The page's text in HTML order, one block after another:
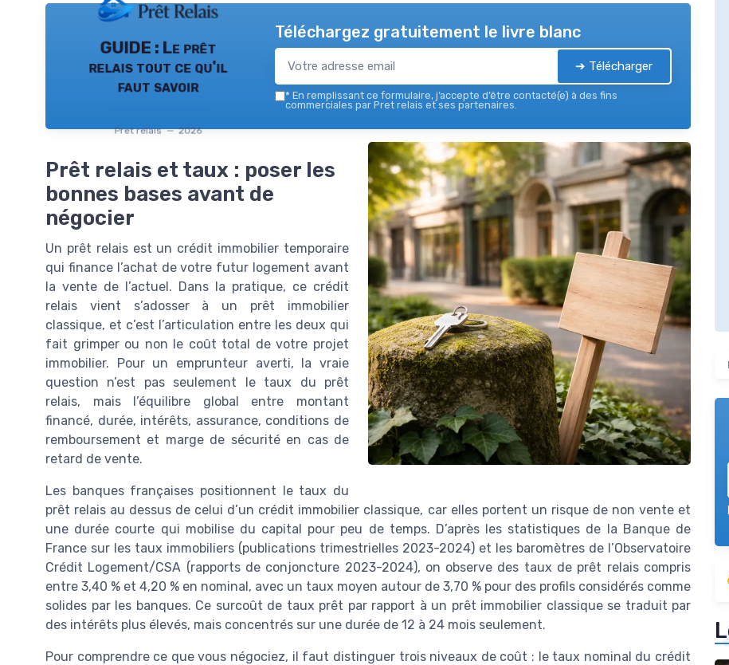
GUIDE : Le prêt
relais tout ce qu'il
faut savoir
Pret relais — 2026
Téléchargez gratuitement le livre blanc
➔ Télécharger
* En remplissant ce formulaire, j’accepte d’être contacté(e) à des fins
commerciales par Pret relais et ses partenaires.
Prêt relais et taux : poser les
bonnes bases avant de
négocier
Un prêt relais est un crédit immobilier temporaire
qui finance l’achat de votre futur logement avant
la vente de l’actuel. Dans la pratique, ce crédit
relais vient s’adosser à un prêt immobilier
classique, et c’est l’articulation entre les deux qui
fait grimper ou non le coût total de votre projet
immobilier. Pour un emprunteur averti, la vraie
question n’est pas seulement le taux du prêt
relais, mais l’équilibre global entre montant
financé, durée, intérêts, assurance, conditions de
remboursement et marge de sécurité en cas de
retard de vente.
Les banques françaises positionnent le taux du
prêt relais au dessus de celui d’un crédit immobilier classique, car elles portent un risque de non vente et
une durée courte qui mobilise du capital pour peu de temps. D’après les statistiques de la Banque de
France sur les taux immobiliers (publications trimestrielles 2023-2024) et les baromètres de l’Observatoire
Crédit Logement/CSA (rapports de conjoncture 2023-2024), on observe des taux de prêt relais compris
entre 3,40 % et 4,20 % en nominal, avec un taux moyen autour de 3,70 % pour des profils considérés comme
solides par les banques. Ce surcoût de taux prêt par rapport à un prêt immobilier classique se traduit par
des intérêts plus élevés, mais concentrés sur une durée de 12 à 24 mois seulement.
Pour comprendre ce que vous négociez, il faut distinguer trois niveaux de coût : le taux nominal du crédit